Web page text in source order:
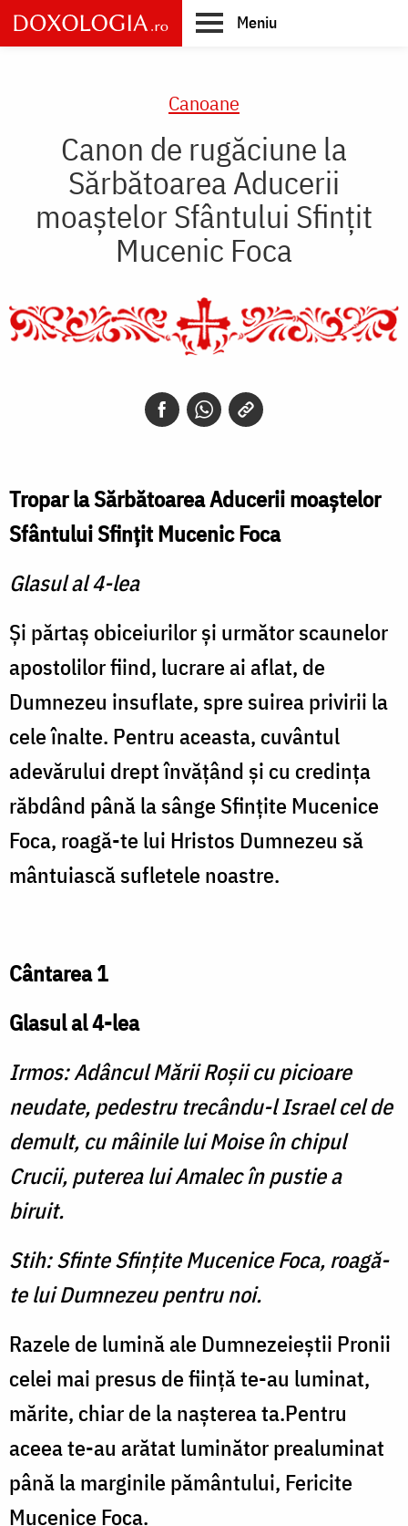
Skip
to
main
Meniu
Canoane
Canon de rugăciune la
Sărbătoarea Aducerii
moaştelor Sfântului Sfinţit
Mucenic Foca
Tropar la Sărbătoarea Aducerii moaştelor
Sfântului Sfinţit Mucenic Foca
Glasul al 4-lea
Şi părtaş obiceiurilor şi următor scaunelor
apostolilor fiind, lucrare ai aflat, de
Dumnezeu insuflate, spre suirea privirii la
cele înalte. Pentru aceasta, cuvântul
adevărului drept învăţând şi cu credinţa
răbdând până la sânge Sfinţite Mucenice
Foca, roagă-te lui Hristos Dumnezeu să
mântuiască sufletele noastre.
Cântarea 1
Glasul al 4-lea
Irmos: Adâncul Mării Roşii cu picioare
neudate, pedestru trecându-l Israel cel de
demult, cu mâinile lui Moise în chipul
Crucii, puterea lui Amalec în pustie a
biruit.
Stih: Sfinte Sfinţite Mucenice Foca, roagă-
te lui Dumnezeu pentru noi.
Razele de lumină ale Dumnezeieştii Pronii
celei mai presus de fiinţă te-au luminat,
mărite, chiar de la naşterea ta.Pentru
aceea te-au arătat luminător prealuminat
până la marginile pământului, Fericite
Mucenice Foca.